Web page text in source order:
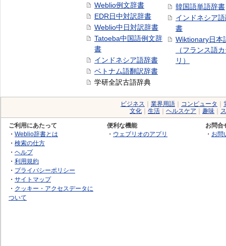
Weblio例文辞書
EDR日中対訳辞書
Weblio中日対訳辞書
Tatoeba中国語例文辞
書
インドネシア語辞書
ベトナム語翻訳辞書
学研全訳古語辞典
韓国語単語辞書
インドネシア
書
Wiktionary日本
（フランス語
リ）
ビジネス 業界用語 コンピュータ
文化
生活 ヘルスケア 趣味
ご利用にあたって
・ Weblio辞書とは
・ 検索の仕方
・ ヘルプ
・ 利用規約
・ プライバシーポリシー
・ サイトマップ
・ クッキー・アクセスデータに
ついて
便利な機能
・ ウェブリオのアプリ
お問合
・ お問